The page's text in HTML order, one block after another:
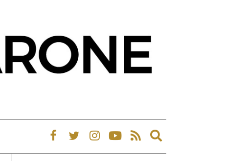
Expand
search